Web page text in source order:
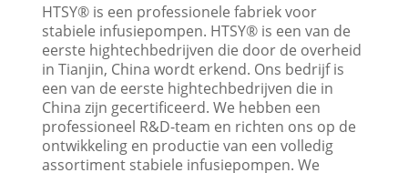
HTSY® is een professionele fabriek voor
stabiele infusiepompen. HTSY® is een van de
eerste hightechbedrijven die door de overheid
in Tianjin, China wordt erkend. Ons bedrijf is
een van de eerste hightechbedrijven die in
China zijn gecertificeerd. We hebben een
professioneel R&D-team en richten ons op de
ontwikkeling en productie van een volledig
assortiment stabiele infusiepompen. We